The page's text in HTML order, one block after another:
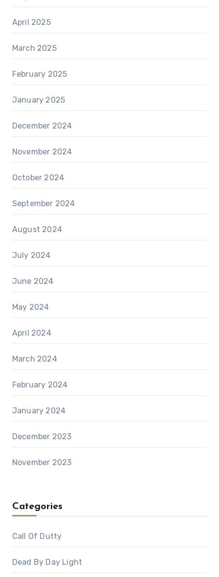
April 2025
March 2025
February 2025
January 2025
December 2024
November 2024
October 2024
September 2024
August 2024
July 2024
June 2024
May 2024
April 2024
March 2024
February 2024
January 2024
December 2023
November 2023
Categories
Call Of Dutty
Dead By Day Light